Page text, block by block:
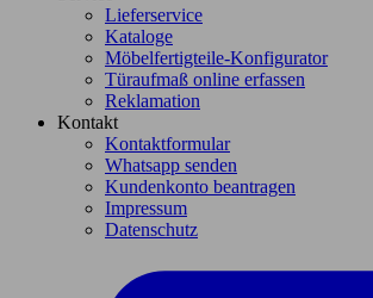
Lieferservice
Kataloge
Möbelfertigteile-Konfigurator
Türaufmaß online erfassen
Reklamation
Kontakt
Kontaktformular
Whatsapp senden
Kundenkonto beantragen
Impressum
Datenschutz